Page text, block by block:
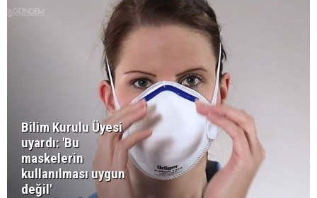
Bilim Kurulu Üyesi
uyardı: 'Bu
maskelerin
kullanılması uygun
değil'